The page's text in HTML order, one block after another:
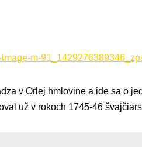
v Orlej hmlovine a ide sa o
už v rokoch 1745-46